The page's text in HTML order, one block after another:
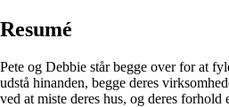
Resumé
Pete og Debbie står begge over for at
udstå hinanden, begge deres
ved at miste deres hus, og deres forhold